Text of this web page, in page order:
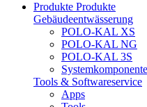
Produkte Produkte
Gebäudeentwässerung
POLO-KAL XS
POLO-KAL NG
POLO-KAL 3S
Tools & Softwareservice
Apps